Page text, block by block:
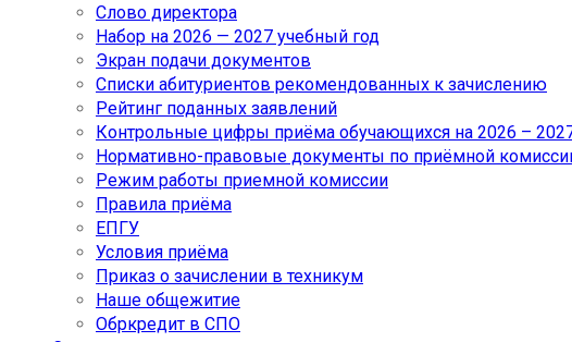
Слово директора
Набор на 2026 — 2027 учебный год
Экран подачи документов
Cписки абитуриентов рекомендованных к зачислению
Рейтинг поданных заявлений
Контрольные цифры приёма обучающихся на 2026 –
Нормативно-правовые документы по приёмной
Режим работы приемной комиссии
Правила приёма
ЕПГУ
Условия приёма
Приказ о зачислении в техникум
Наше общежитие
Обркредит в СПО